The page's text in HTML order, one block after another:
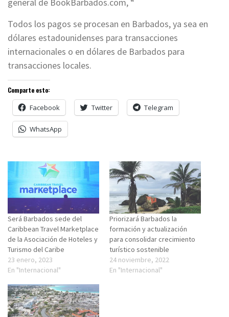
Todos los pagos se procesan en Barbados, ya sea en
dólares estadounidenses para transacciones
internacionales o en dólares de Barbados para
transacciones locales.
Comparte esto:
Facebook Twitter Telegram
WhatsApp
Será Barbados sede del
Caribbean Travel Marketplace
de la Asociación de Hoteles y
Turismo del Caribe
23 enero, 2023
En "Internacional"
Priorizará Barbados la
formación y actualización
para consolidar crecimiento
turístico sostenible
24 noviembre, 2022
En "Internacional"